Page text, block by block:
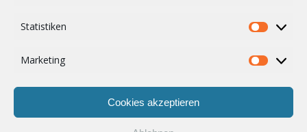
Statistiken
Marketing
Cookies akzeptieren
meinen nächsten Kommentar speichern.